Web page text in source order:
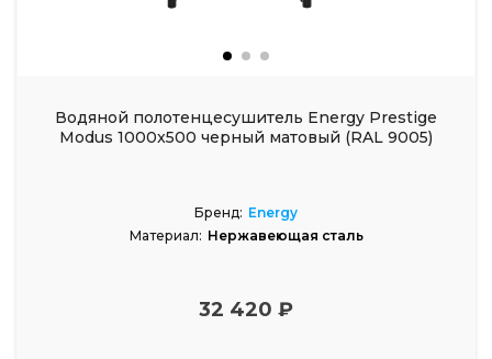
Водяной полотенцесушитель Energy Prestige
Modus 1000x500 черный матовый (RAL 9005)
Бренд: Energy
Материал: Нержавеющая сталь
32 420 ₽